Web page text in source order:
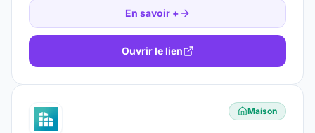
En savoir +
Ouvrir le lien
Maison